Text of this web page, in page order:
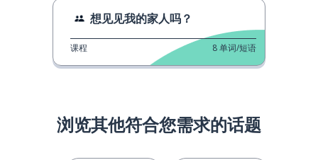
想见见我的家人吗？
课程 8单词/短语
浏览其他符合您需求的话题